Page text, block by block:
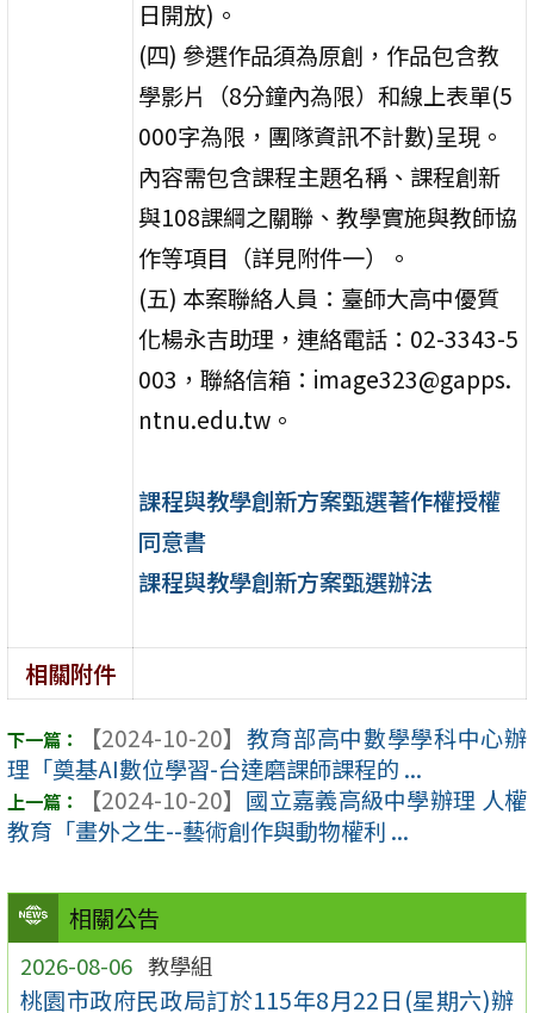
相關公告
2026-08-06 教學組
桃園市政府民政局訂於115年8月22日(星期六)辦
日開放)。
(四) 參選作品須為原創，作品包含教
學影片（8分鐘內為限）和線上表單(5
000字為限，團隊資訊不計數)呈現。
內容需包含課程主題名稱、課程創新
與108課綱之關聯、教學實施與教師協
作等項目（詳見附件一）。
(五) 本案聯絡人員：臺師大高中優質
化楊永吉助理，連絡電話：02-3343-5
003，聯絡信箱：image323@gapps.
ntnu.edu.tw。
課程與教學創新方案甄選著作權授權
同意書
課程與教學創新方案甄選辦法
相關附件
【2024-10-20】 教育部高中數學學科中心辦
理「奠基AI數位學習-台達磨課師課程的 ...
【2024-10-20】 國立嘉義高級中學辦理 人權
教育「畫外之生--藝術創作與動物權利 ...